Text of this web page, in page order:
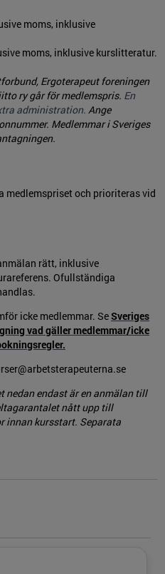
moms, inklusive
moms, inklusive kurslitteratur.
Ergoterapeut foreningen
ry går för medlemspris. En
administration. Ange
Medlemmar i Sveriges
medlemspriset och prioriteras vid
rätt, inklusive
Ofullständiga
icke medlemmar. SeSveriges
vad gäller medlemmar/icke
nedan endast är en anmälan till
nått upp till
innan kursstart. Separata